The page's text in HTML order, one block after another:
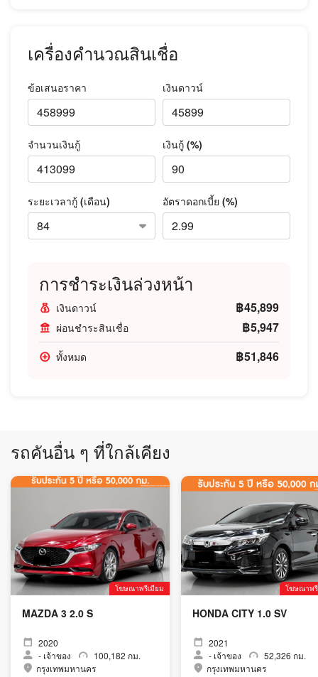
เครื่องคำนวณสินเชื่อ
ข้อเสนอราคา เงินดาวน์
จำนวนเงินกู้ เงินกู้ (%)
ระยะเวลากู้ (เดือน) อัตราดอกเบี้ย (%)
การชำระเงินล่วงหน้า
เงินดาวน์ ฿45,899
ผ่อนชำระสินเชื่อ ฿5,947
ทั้งหมด ฿51,846
รถคันอื่น ๆ ที่ใกล้เคียง
โฆษณาพรีเมียม
MAZDA 3 2.0 S
2020
- เจ้าของ
100,182 กม.
กรุงเทพมหานคร
โฆษณาพ
HONDA CITY 1.0 SV
2021
- เจ้าของ
52,326 กม.
กรุงเทพมหานคร